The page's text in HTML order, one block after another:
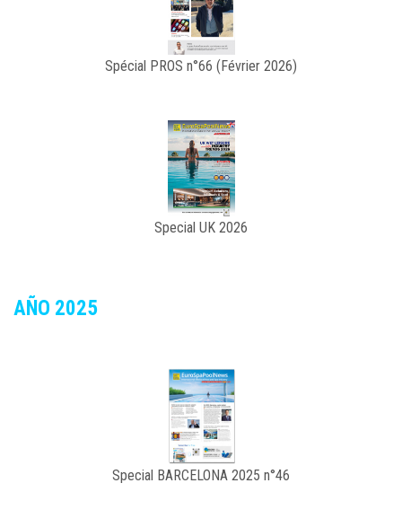
Spécial PROS n°66 (Février 2026)
Special UK 2026
AÑO 2025
Special BARCELONA 2025 n°46